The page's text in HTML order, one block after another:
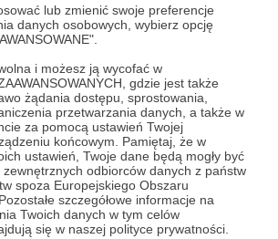
lub zmienić swoje preferencje
danych osobowych, wybierz opcję
i możesz ją wycofać w
gdzie jest także
żądania dostępu, sprostowania,
przetwarzania danych, a także w
za pomocą ustawień Twojej
końcowym. Pamiętaj, że w
ustawień, Twoje dane będą mogły być
odbiorców danych z państw
spoza Europejskiego Obszaru
szczegółowe informacje na
Twoich danych w tym celów
się w naszej polityce prywatności.
sięw napisach i podziękowaniu
na YT
Twojego newslettera znajdziesz
POSTY na moim profilu
karolinakp/posts
słuchać bonusowych odcinków
patronite.pl/post/76582/jak-
dla-patronow-na-spotify